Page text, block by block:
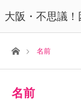
大阪・不思議
ホーム名前
名前